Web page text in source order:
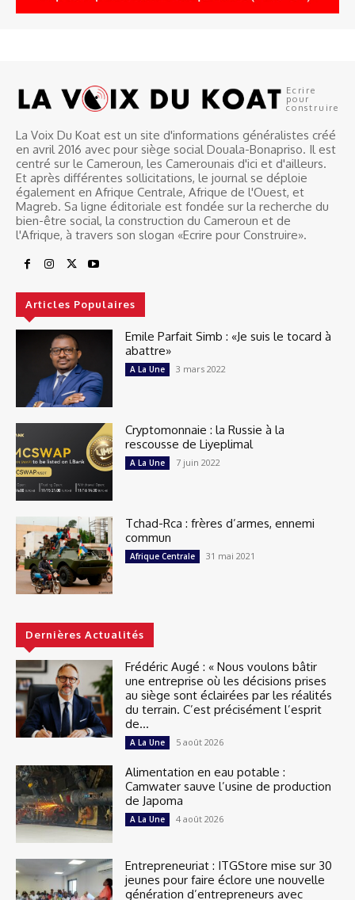
Ecrire
pour
construire
La Voix Du Koat est un site d'informations généralistes créé
en avril 2016 avec pour siège social Douala-Bonapriso. Il est
centré sur le Cameroun, les Camerounais d'ici et d'ailleurs.
Et après différentes sollicitations, le journal se déploie
également en Afrique Centrale, Afrique de l'Ouest, et
Magreb. Sa ligne éditoriale est fondée sur la recherche du
bien-être social, la construction du Cameroun et de
l'Afrique, à travers son slogan «Ecrire pour Construire».
Articles Populaires
Emile Parfait Simb : «Je suis le tocard à
abattre»
A La Une 3 mars 2022
Cryptomonnaie : la Russie à la
rescousse de Liyeplimal
A La Une 7 juin 2022
Tchad-Rca : frères d’armes, ennemi
commun
Afrique Centrale 31 mai 2021
Dernières Actualités
Frédéric Augé : « Nous voulons bâtir
une entreprise où les décisions prises
au siège sont éclairées par les réalités
du terrain. C’est précisément l’esprit
de...
A La Une 5 août 2026
Alimentation en eau potable :
Camwater sauve l’usine de production
de Japoma
A La Une 4 août 2026
Entrepreneuriat : ITGStore mise sur 30
jeunes pour faire éclore une nouvelle
génération d’entrepreneurs avec